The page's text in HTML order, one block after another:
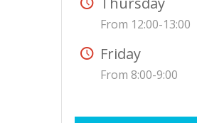
From 12:00-13:00
Friday
From 8:00-9:00